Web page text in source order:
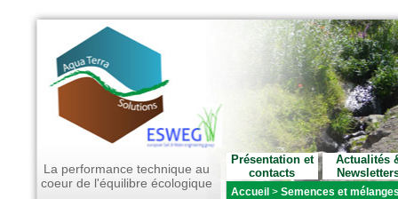
La performance technique au
coeur de l'équilibre écologique
Présentation et
contacts
Actualités
Accueil > Semences et